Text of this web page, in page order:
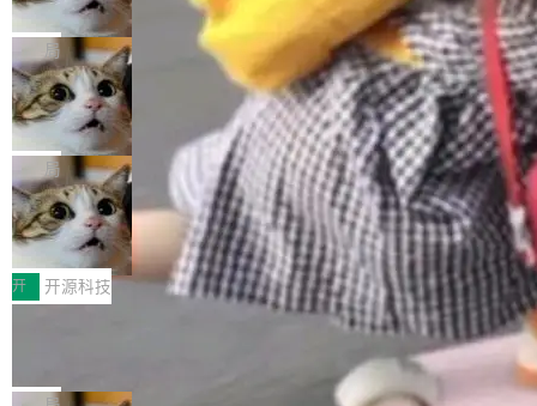
O而言，这提示了一个转变：AI测试正在从效率
工具升级为企业的质量基础设施。 CIO面对的新
现实 过去两年，CIO们的焦虑清单上多了两项：
一是如何让大模型和智能体应用安全地从PoC走
向生产，二是如何让测试团队跟得上AI应用...
型系统的学术体操，是日常编码的思维方式。 文
章从一个简单的例子切入。一个网站的深色主题
设置，如果用布尔值 + 可空字段来表示——bool
ean 表示是否可切换，nullable 的默认模式、浅
色方案、深色方案——会产生大量无意义的组
合。方案缺了、配置冲突了、全 null 了。要知道
哪些组合有效，作者说，你得靠"文档、校验、或
者部落知识"。 换个写法。Rust 的 enum，两个
变体：Switchable...
dflare OS
Cloudflare 发布了一个开源项目 Cloudflare O
S。如果你只看官方博客，你会觉得这是又一
个"AI 知识库 + 聊天机器人"——每个大厂都在
做，没什么新鲜的。 但 Kenton Varda 在 Twitte
r 上把事情说清楚了： 今天我们发布了 Cloudfla
re OS，一个带连接器的聊天机器人，跟其他所
有科技公司做的一样。只不过，实际上它不一
样。这是 Sandstorm.io 的重制版，我十年前的
那个创业公司。不同的是，这次它构建在 Cloudf
lare Workers 上——我花了九年时间搭建的平台
——并且深度集成了 AI。这基本上是我十年秘密
局
Deno 团队开源 Celld，可自托管的分
布式 Durable Objects
Ryan Dahl 领导的 Deno 团队推出了最新开源项
目 Celld，一个能在自己机器上运行 Cloudflare
Workers 和 Durable Objects 的守护进程。 设
计思路很直接：每个对象是一个独立的 SQLite
数据库，按名称寻址，复制到你自己的 S3 兼容
存储库里。节点之间只通过这个存储库协调——
没有控制平面，没有共识协议。每个对象自带一
个小型数据库，应用天然按分片构建，单个数据
库的竞争和爆炸半径问题在设计层面就被消除
了。 闲置的 cell 会休眠到几乎不占资源。当 cel
局
鲁大师7月新机性能/流畅/AI榜：vivo夺
性能、流畅双第一，三星Galaxy Z系列
新折叠缺席
2026年7月的手机市场，由于存储等硬件成本暴
增，手机厂商的日子也不好过啊，新机速度明显
放缓，因此硝烟味淡了许多。新机参数规格除开
Fold8 / Z Flip8）外，其余要么是中低端机器，
例如iQOO Z11i、REDMI Note 17、REDMI No
开 开源科技
Zed 编辑器团队发布了新项目——DeltaDB，一
个在 git commit 之间记录每一次编辑操作的版